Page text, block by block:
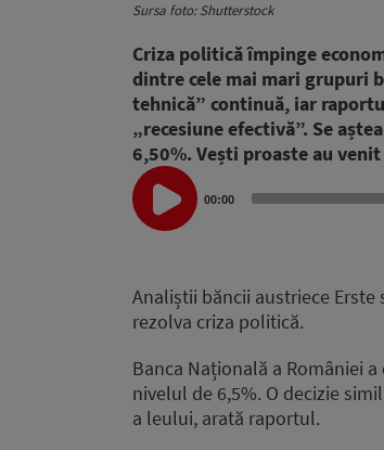
Sursa foto: Shutterstock
Criza politică împinge
dintre cele mai mari grupuri
tehnică” continuă, iar
„recesiune efectivă”. Se
6,50%. Vești proaste au
Audio
Player
00:00
Analiștii băncii austriece
rezolva criza politică.
Banca Națională a României
nivelul de 6,5%. O decizie
a leului, arată raportul.